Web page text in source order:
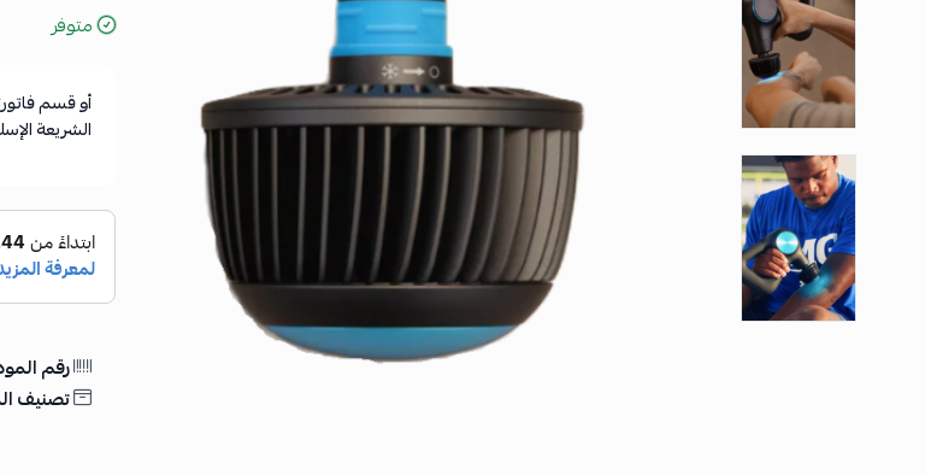
متوفر
أو قسم
الشريعة
رقم
تصنيف